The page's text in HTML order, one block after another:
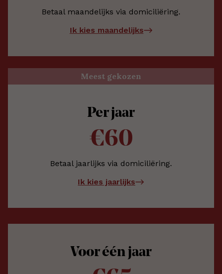
Betaal maandelijks via domiciliëring.
Ik kies maandelijks
Meest gekozen
Per jaar
€60
Betaal jaarlijks via domiciliëring.
Ik kies jaarlijks
Voor één jaar